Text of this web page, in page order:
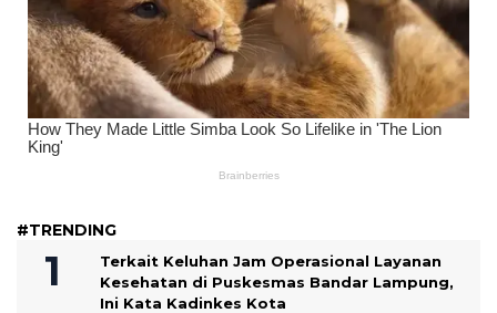
#TRENDING
Terkait Keluhan Jam Operasional Layanan
Kesehatan di Puskesmas Bandar Lampung,
Ini Kata Kadinkes Kota